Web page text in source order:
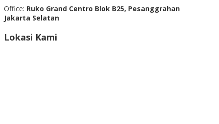
Office: Ruko Grand Centro Blok B25, Pesanggrahan
Jakarta Selatan
Lokasi Kami